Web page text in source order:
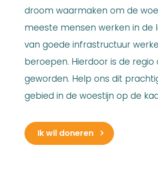
droom waarmaken om de
meeste mensen werken in de
van goede infrastructuur
beroepen. Hierdoor is de
geworden. Help ons dit
gebied in de woestijn op de
Ik wil doneren